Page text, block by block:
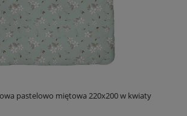
pastelowo miętowa 220x200 w kwiaty